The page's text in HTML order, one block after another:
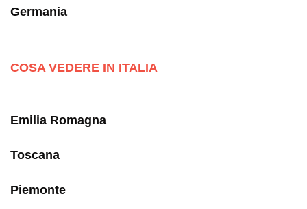
Germania
COSA VEDERE IN ITALIA
Emilia Romagna
Toscana
Piemonte